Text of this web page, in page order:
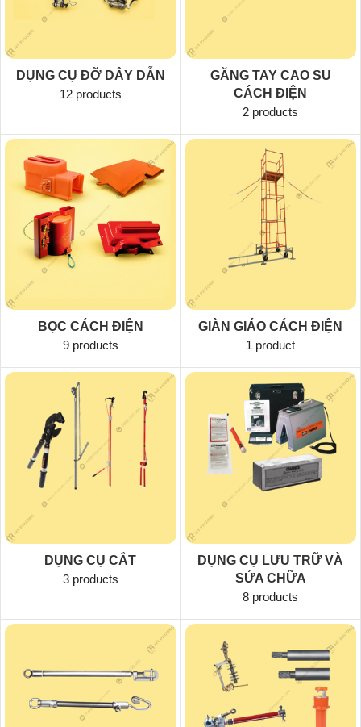
DỤNG CỤ ĐỠ DÂY DẪN
12 products
GĂNG TAY CAO SU
CÁCH ĐIỆN
2 products
BỌC CÁCH ĐIỆN
9 products
GIÀN GIÁO CÁCH ĐIỆN
1 product
DỤNG CỤ CẮT
3 products
DỤNG CỤ LƯU TRỮ VÀ
SỬA CHỮA
8 products